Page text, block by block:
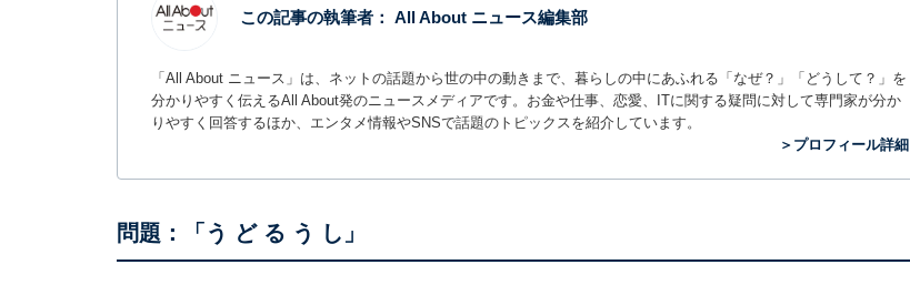
この記事の執筆者： All About ニュース編集部
「All About ニュース」は、ネットの話題から世の中の動きまで、暮らしの中にあふれる「なぜ？」「どうして？」を
分かりやすく伝えるAll About発のニュースメディアです。お金や仕事、恋愛、ITに関する疑問に対して専門家が分か
りやすく回答するほか、エンタメ情報やSNSで話題のトピックスを紹介しています。
＞プロフィール詳細
問題：「う ど る う し」